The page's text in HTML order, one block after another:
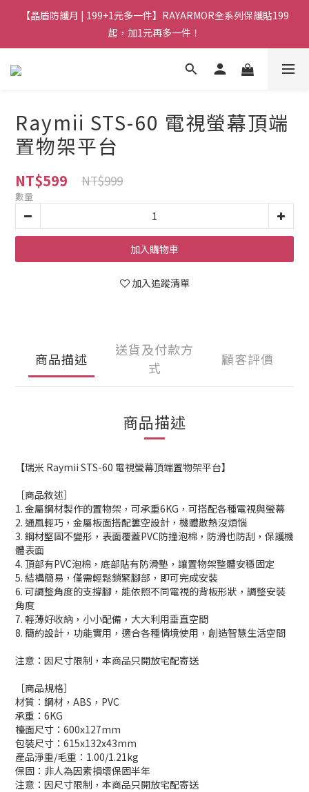
【晶盾防護月 | 199+1元多一件】RAYARMOR全系列保護貼199
起，加1元再多一件！
Raymii STS-60 電視螢幕頂端
置物架平台
NT$599 NT$999
數量
加入購物車
加入追蹤清單
商品描述
送貨及付款方
式
顧客評價
商品描述
【瑞米 Raymii STS-60 電視螢幕頂端置物架平台】
［商品敘述］
1. 金屬鋼材製作的置物架，可承重6KG，可搭配各種電視與螢幕
2. 通風輕巧，金屬板面搭配簍空設計，機體散熱沒煩惱
3. 鋼材堅固不變形，表面覆蓋PVC防撞泡棉，防滑也防刮，保護機
體表面
4. 頂部有PVC泡棉，底部貼有防滑墊，讓置物架整體安穩固定
5. 結構簡易，僅需輕鬆鎖緊腳部，即可完成安裝
6. 可調整角度的支撐腳，能依照不同電視的背板形狀，調整安裝
角度
7. 輕薄好收納，小小配備，大大利用垂直空間
8. 簡約設計，功能實用，適合各種情境使用，創造智慧生活空間
注意：因尺寸限制，本商品只開放宅配寄送
［商品規格］
材質：鋼材，ABS，PVC
承重：6KG
檯面尺寸：600x127mm
包裝尺寸：615x132x43mm
產品淨重/毛重：1.00/1.21kg
保固：非人為因素損壞保固半年
注意：因尺寸限制，本商品只開放宅配寄送